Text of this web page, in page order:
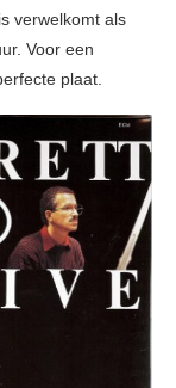
verwelkomt als
Voor een
plaat.